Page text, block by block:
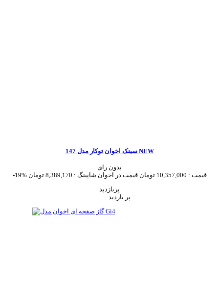
سینک اخوان توکار مدل 147 NEW
بدون رای
-19%
قیمت : 10,357,000 تومان قیمت در اخوان شاپینگ : 8,389,170 تومان
پربازدید
پر بازدید